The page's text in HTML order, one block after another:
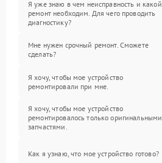
Я уже знаю в чем неисправность и какой
ремонт необходим. Для чего проводить
диагностику?
Мне нужен срочный ремонт. Сможете
сделать?
Я хочу, чтобы мое устройство
ремонтировали при мне.
Я хочу, чтобы мое устройство
ремонтировалось только оригинальными
запчастями.
Как я узнаю, что мое устройство готово?